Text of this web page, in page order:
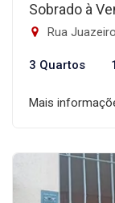
Sobrado à
Rua Juazeiro
3 Quartos
Mais